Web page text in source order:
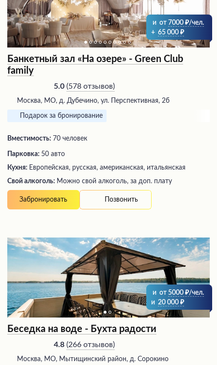
и от 7000
/чел.
+ 65 000
Банкетный зал «На озере» - Green Club
family
5.0 (578 отзывов)
Москва, МО, д. Дубечино, ул. Перспективная, 2б
Подарок за бронирование
Вместимость: 70 человек
Парковка: 50 авто
Кухня: Европейская, русская, американская, итальянская
Свой алкоголь: Можно свой алкоголь, за доп. плату
Забронировать Позвонить
и от 5000
/чел.
и 20 000
Беседка на воде - Бухта радости
4.8 (266 отзывов)
Москва, МО, Мытищинский район, д. Сорокино